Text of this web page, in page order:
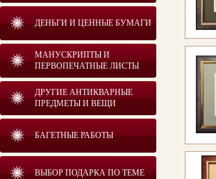
ДЕНЬГИ И ЦЕННЫЕ БУМАГИ
МАНУСКРИПТЫ И
ПЕРВОПЕЧАТНЫЕ ЛИСТЫ
ДРУГИЕ АНТИКВАРНЫЕ
ПРЕДМЕТЫ И ВЕЩИ
БАГЕТНЫЕ РАБОТЫ
ВЫБОР ПОДАРКА ПО ТЕМЕ